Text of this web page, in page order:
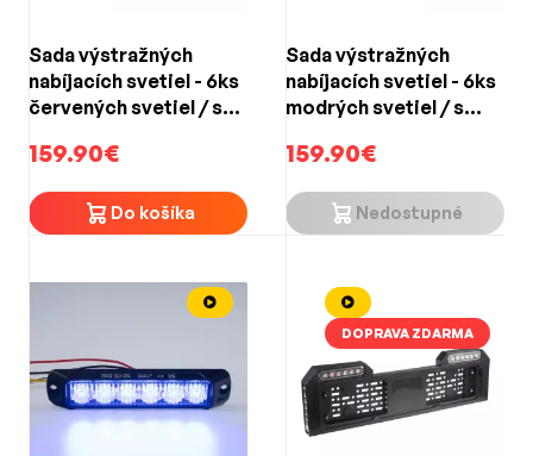
Sada výstražných
nabíjacích svetiel - 6ks
červených svetiel / s
uchytením / vodotesné
159.90€
Do košíka
Sada výstražných
nabíjacích svetiel - 6ks
modrých svetiel / s
uchytením / vodotesné
159.90€
Nedostupné
DOPRAVA ZDARMA